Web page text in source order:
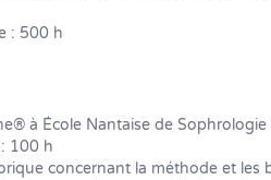
: 500 h
à École Nantaise de
100 h
concernant la méthode et les